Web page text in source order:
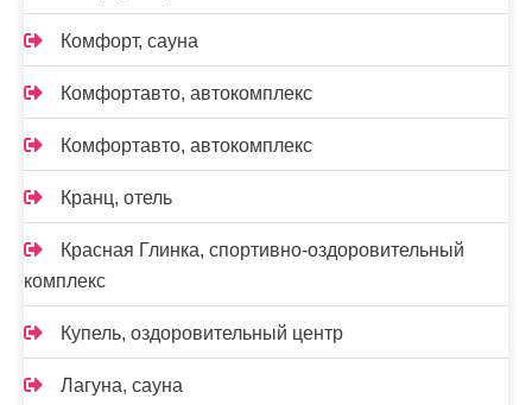
Комфорт, сауна
Комфортавто, автокомплекс
Комфортавто, автокомплекс
Кранц, отель
Красная Глинка, спортивно-оздоровительный
комплекс
Купель, оздоровительный центр
Лагуна, сауна